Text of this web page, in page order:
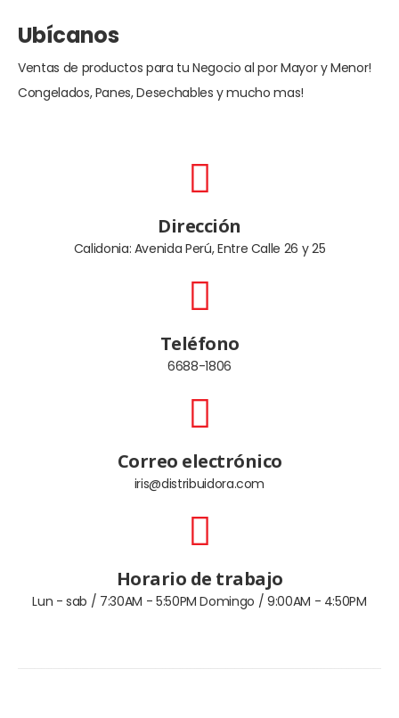
Ubícanos
Ventas de productos para tu Negocio al por Mayor y Menor!
Congelados, Panes, Desechables y mucho mas!
Dirección
Calidonia: Avenida Perú, Entre Calle 26 y 25
Teléfono
6688-1806
Correo electrónico
iris@distribuidora.com
Horario de trabajo
Lun - sab / 7:30AM - 5:50PM Domingo / 9:00AM - 4:50PM